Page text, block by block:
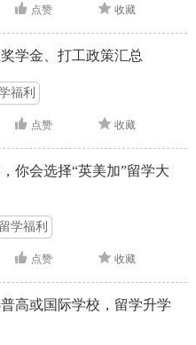
点赞 收藏
学金、打工政策汇总
福利
点赞 收藏
你会选择“英美加”留学大
留学福利
点赞 收藏
高或国际学校，留学升学